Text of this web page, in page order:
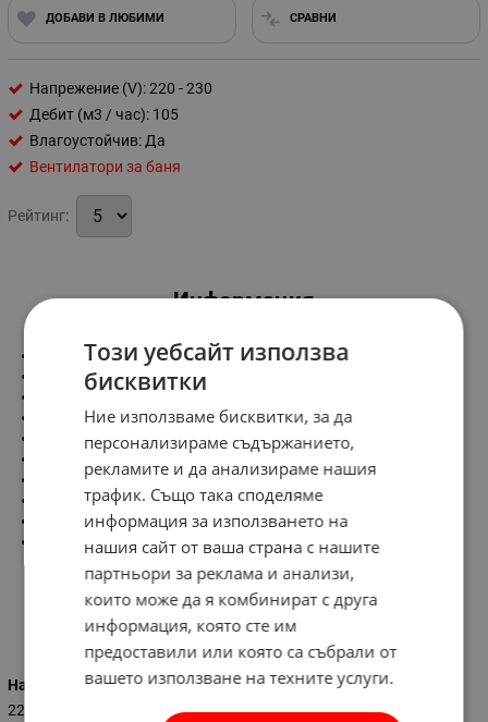
ДОБАВИ В ЛЮБИМИ СРАВНИ
Напрежение (V): 220 - 230
Дебит (м3 / час): 105
Влагоустойчив: Да
Вентилатори за баня
Рейтинг:
Информация
Размери:
Диаметър - 154 mm
Характеристики:
Напрежение - 220V/50Hz
Обороти - 2750 об/м
Дебит - 105m3/h
Консумирана мощност - 16W
Тегло - 0.570 kg
Характеристики
Напрежение (V)
220 - 230
Този уебсайт използва
бисквитки
Ние използваме бисквитки, за да
персонализираме съдържанието,
рекламите и да анализираме нашия
трафик. Също така споделяме
информация за използването на
нашия сайт от ваша страна с нашите
партньори за реклама и анализи,
които може да я комбинират с друга
информация, която сте им
предоставили или която са събрали от
вашето използване на техните услуги.